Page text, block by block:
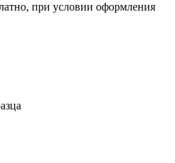
при условии оформления